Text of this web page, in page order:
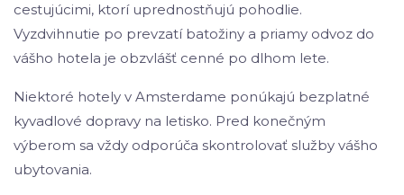
cestujúcimi, ktorí uprednostňujú pohodlie.
Vyzdvihnutie po prevzatí batožiny a priamy odvoz do
vášho hotela je obzvlášť cenné po dlhom lete.
Niektoré hotely v Amsterdame ponúkajú bezplatné
kyvadlové dopravy na letisko. Pred konečným
výberom sa vždy odporúča skontrolovať služby vášho
ubytovania.